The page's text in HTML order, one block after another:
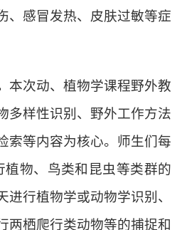
、感冒发热、皮肤过敏等症
本次动、植物学课程野外教
多样性识别、野外工作方法
索等内容为核心。 师生们每
植物、鸟类和昆虫等类群的
进行植物学或动物学识别、
两栖爬行类动物等的捕捉和